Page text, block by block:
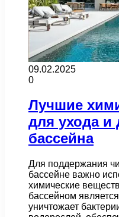
09.02.2025
0
Лучшие
для ухода и
бассейна
Для поддержания
бассейне важно
химические
бассейном
уничтожает